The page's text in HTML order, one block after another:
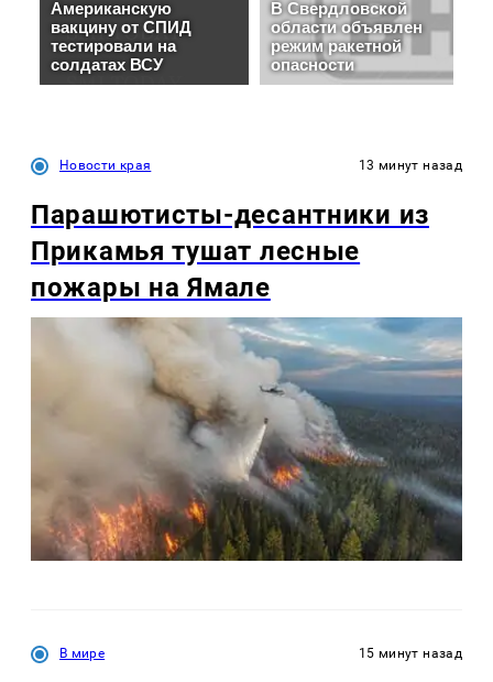
Новости края 13 минут назад
Парашютисты-десантники из
Прикамья тушат лесные
пожары на Ямале
В мире 15 минут назад